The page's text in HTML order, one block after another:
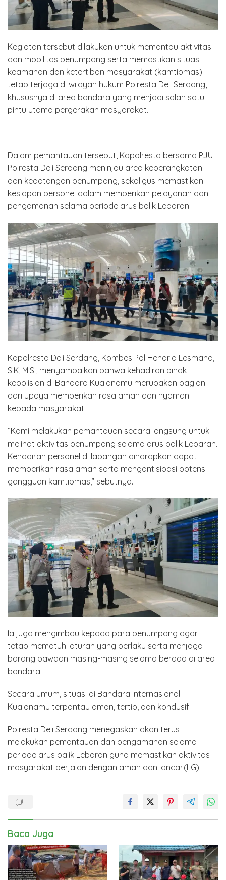
Kegiatan tersebut dilakukan untuk memantau aktivitas
dan mobilitas penumpang serta memastikan situasi
keamanan dan ketertiban masyarakat (kamtibmas)
tetap terjaga di wilayah hukum Polresta Deli Serdang,
khususnya di area bandara yang menjadi salah satu
pintu utama pergerakan masyarakat.
Dalam pemantauan tersebut, Kapolresta bersama PJU
Polresta Deli Serdang meninjau area keberangkatan
dan kedatangan penumpang, sekaligus memastikan
kesiapan personel dalam memberikan pelayanan dan
pengamanan selama periode arus balik Lebaran.
Kapolresta Deli Serdang, Kombes Pol Hendria Lesmana,
SIK, M.Si, menyampaikan bahwa kehadiran pihak
kepolisian di Bandara Kualanamu merupakan bagian
dari upaya memberikan rasa aman dan nyaman
kepada masyarakat.
“Kami melakukan pemantauan secara langsung untuk
melihat aktivitas penumpang selama arus balik Lebaran.
Kehadiran personel di lapangan diharapkan dapat
memberikan rasa aman serta mengantisipasi potensi
gangguan kamtibmas,” sebutnya.
Ia juga mengimbau kepada para penumpang agar
tetap mematuhi aturan yang berlaku serta menjaga
barang bawaan masing-masing selama berada di area
bandara.
Secara umum, situasi di Bandara Internasional
Kualanamu terpantau aman, tertib, dan kondusif.
Polresta Deli Serdang menegaskan akan terus
melakukan pemantauan dan pengamanan selama
periode arus balik Lebaran guna memastikan aktivitas
masyarakat berjalan dengan aman dan lancar.(LG)
Baca Juga